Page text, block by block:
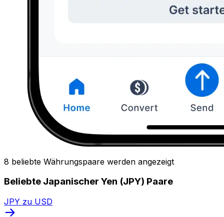
8 beliebte Währungspaare werden angezeigt
Beliebte Japanischer Yen (JPY) Paare
JPY zu USD